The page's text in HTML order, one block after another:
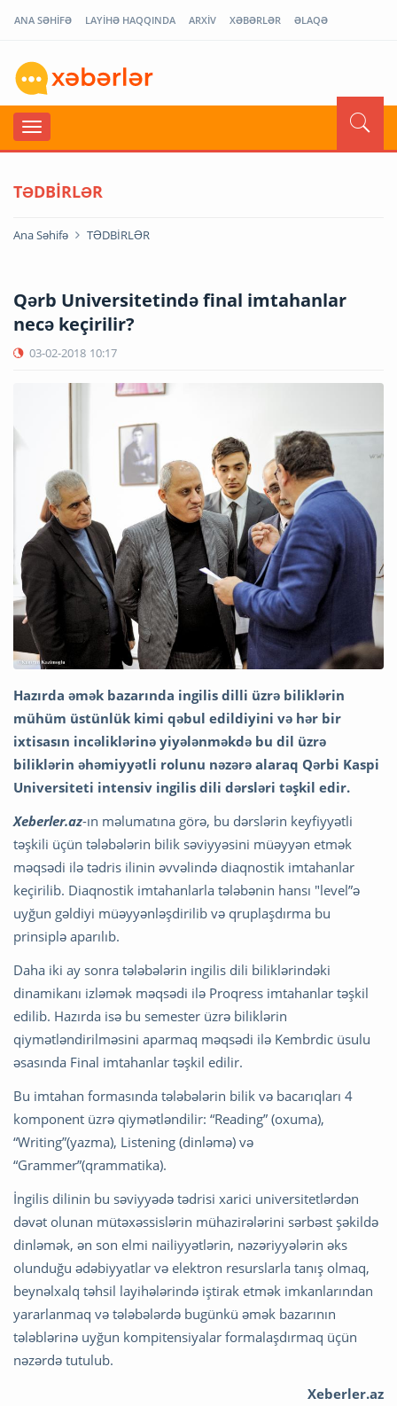
ANA SƏHİFƏ LAYİHƏ HAQQINDA ARXİV XƏBƏRLƏR ƏLAQƏ
TƏDBİRLƏR
Ana Səhifə TƏDBİRLƏR
Qərb Universitetində final imtahanlar
necə keçirilir?
03-02-2018 10:17
Hazırda əmək bazarında ingilis dilli üzrə biliklərin
mühüm üstünlük kimi qəbul edildiyini və hər bir
ixtisasın incəliklərinə yiyələnməkdə bu dil üzrə
biliklərin əhəmiyyətli rolunu nəzərə alaraq Qərbi Kaspi
Universiteti intensiv ingilis dili dərsləri təşkil edir.
Xeberler.az-ın məlumatına görə, bu dərslərin keyfiyyətli
təşkili üçün tələbələrin bilik səviyyəsini müəyyən etmək
məqsədi ilə tədris ilinin əvvəlində diaqnostik imtahanlar
keçirilib. Diaqnostik imtahanlarla tələbənin hansı "level”ə
uyğun gəldiyi müəyyənləşdirilib və qruplaşdırma bu
prinsiplə aparılıb.
Daha iki ay sonra tələbələrin ingilis dili biliklərindəki
dinamikanı izləmək məqsədi ilə Proqress imtahanlar təşkil
edilib. Hazırda isə bu semester üzrə biliklərin
qiymətləndirilməsini aparmaq məqsədi ilə Kembrdic üsulu
əsasında Final imtahanlar təşkil edilir.
Bu imtahan formasında tələbələrin bilik və bacarıqları 4
komponent üzrə qiymətləndilir: “Reading” (oxuma),
“Writing”(yazma), Listening (dinləmə) və
“Grammer”(qrammatika).
İngilis dilinin bu səviyyədə tədrisi xarici universitetlərdən
dəvət olunan mütəxəssislərin mühazirələrini sərbəst şəkildə
dinləmək, ən son elmi nailiyyətlərin, nəzəriyyələrin əks
olunduğu ədəbiyyatlar və elektron resurslarla tanış olmaq,
beynəlxalq təhsil layihələrində iştirak etmək imkanlarından
yararlanmaq və tələbələrdə bugünkü əmək bazarının
tələblərinə uyğun kompitensiyalar formalaşdırmaq üçün
nəzərdə tutulub.
Xeberler.az